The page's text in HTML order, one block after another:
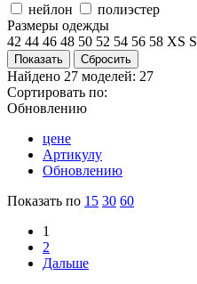
нейлон
полиэстер
Размеры одежды
42 44 46 48 50 52 54 56 58 XS S
Найдено 27 моделей: 27
Сортировать по:
Обновлению
цене
Артикулу
Обновлению
Показать по 15 30 60
1
2
Дальше